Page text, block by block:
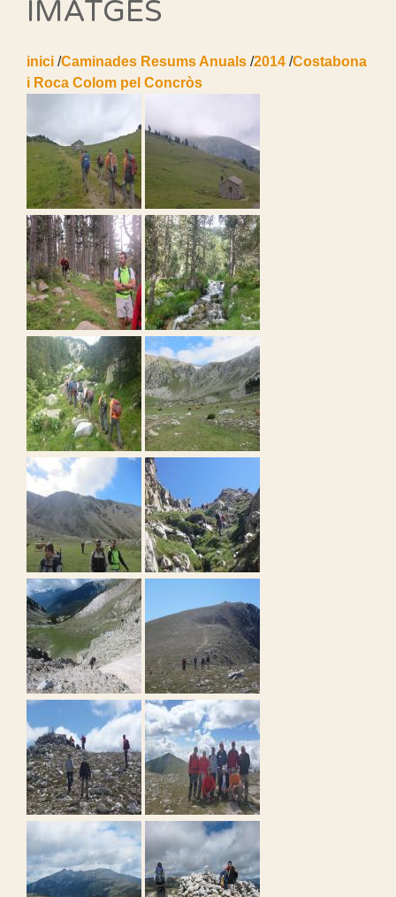
IMATGES
inici /Caminades Resums Anuals /2014 /Costabona
i Roca Colom pel Concròs